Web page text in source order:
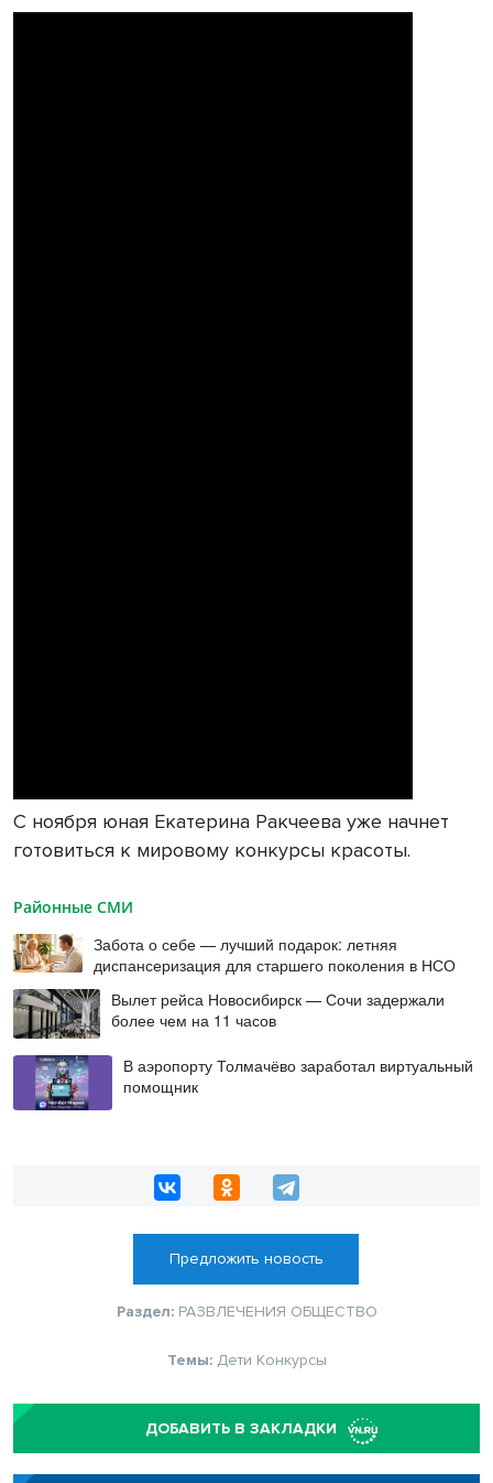
С ноября юная Екатерина Ракчеева уже начнет
готовиться к мировому конкурсы красоты.
Районные СМИ
Забота о себе — лучший подарок: летняя
диспансеризация для старшего поколения в НСО
Вылет рейса Новосибирск — Сочи задержали
более чем на 11 часов
В аэропорту Толмачёво заработал виртуальный
помощник
Предложить новость
Раздел: РАЗВЛЕЧЕНИЯ ОБЩЕСТВО
Темы: Дети Конкурсы
ДОБАВИТЬ В ЗАКЛАДКИ